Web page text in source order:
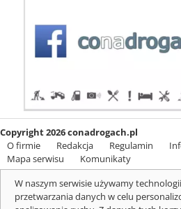
Copyright 2026 conadrogach.pl
O firmie
Redakcja Regulamin
Mapa serwisu
Komunikaty
W naszym serwisie używamy
przetwarzania danych w celu